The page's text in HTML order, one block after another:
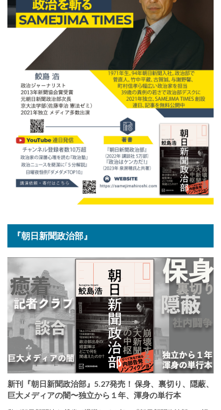
『朝日新聞政治部』
新刊『朝日新聞政治部』5.27発売！ 保身、裏切り、隠蔽、
巨大メディアの闇〜独立から１年、渾身の単行本